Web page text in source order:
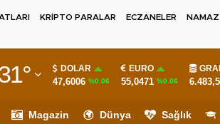
KRİPTO PARALAR ECZANELER
NAMAZ
° DOLAR
47,6006 %0.06
EURO
55,0471 %0.06
Magazin Dünya Sağlık